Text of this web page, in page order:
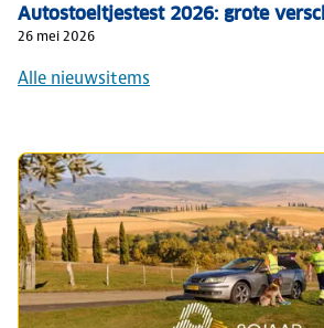
Autostoeltjestest 2026: grote
26 mei 2026
Alle nieuwsitems